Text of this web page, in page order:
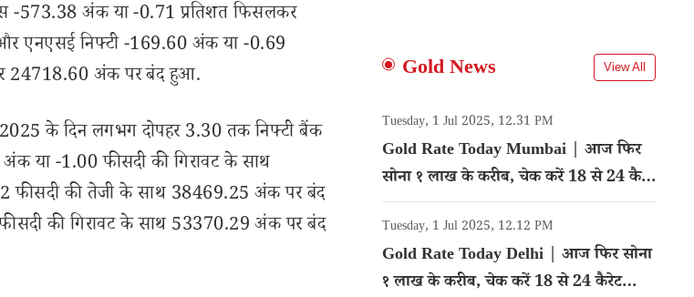
-573.38 अंक या -0.71 प्रतिशत फिसलकर
एनएसई निफ्टी -169.60 अंक या -0.69
24718.60 अंक पर बंद हुआ.
के दिन लगभग दोपहर 3.30 तक निफ्टी बैंक
या -1.00 फीसदी की गिरावट के साथ
की तेजी के साथ 38469.25 अंक पर बंद
की गिरावट के साथ 53370.29 अंक पर बंद
Gold News View All
Tuesday, 1 Jul 2025, 12.31 PM
Gold Rate Today Mumbai | आज फिर
सोना १ लाख के करीब, चेक करें 18 से 24 कैरेट
गोल्ड का रेट
Tuesday, 1 Jul 2025, 12.12 PM
Gold Rate Today Delhi | आज फिर सोना
१ लाख के करीब, चेक करें 18 से 24 कैरेट